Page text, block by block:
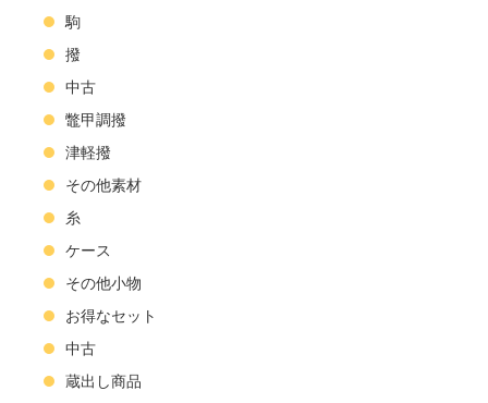
駒
撥
中古
鼈甲調撥
津軽撥
その他素材
糸
ケース
その他小物
お得なセット
中古
蔵出し商品